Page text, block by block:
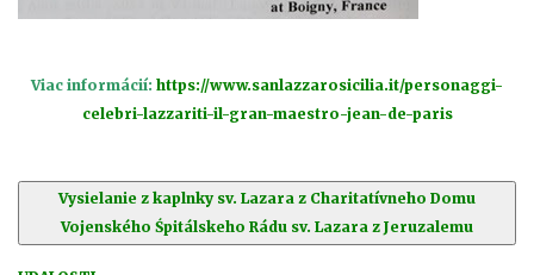
Viac informácií: https://www.sanlazzarosicilia.it/personaggi-
celebri-lazzariti-il-gran-maestro-jean-de-paris
Vysielanie z kaplnky sv. Lazara z Charitatívneho Domu
Vojenského Śpitálskeho Rádu sv. Lazara z Jeruzalemu